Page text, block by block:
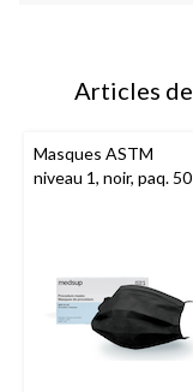
Articles
Masques ASTM
niveau 1, noir, paq. 50